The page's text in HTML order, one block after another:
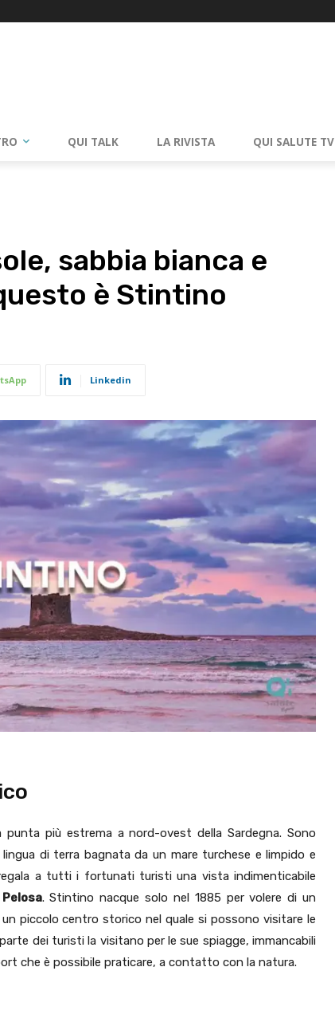
QUI TALK LA RIVISTA QUI SALUTE TV
sabbia bianca e
è Stintino
Linkedin
più estrema a nord-ovest della Sardegna. Sono
di terra bagnata da un mare turchese e limpido e
a tutti i fortunati turisti una vista indimenticabile
. Stintino nacque solo nel 1885 per volere di un
piccolo centro storico nel quale si possono visitare le
dei turisti la visitano per le sue spiagge, immancabili
che è possibile praticare, a contatto con la natura.